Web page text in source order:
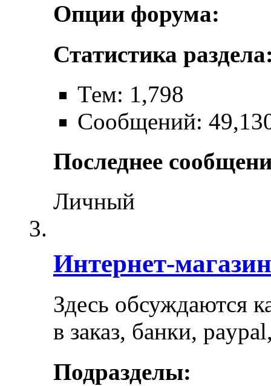
Опции форума:
Статистика
Тем: 1,798
Сообщений:
Последнее
Личный
Интернет-
Здесь обсуждаются
в заказ, банки,
Подразделы: